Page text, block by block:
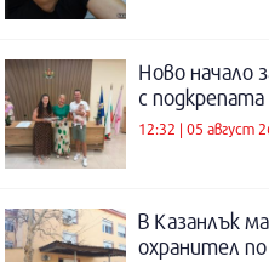
Ново начало
с
12:32 | 05 август
В Казанлък
охранител